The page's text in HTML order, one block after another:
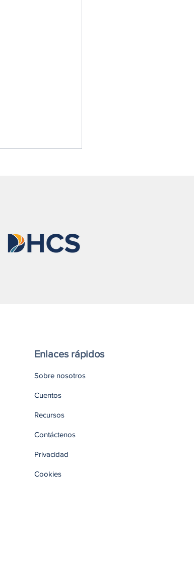
por qué todos
Enlaces rápidos
Sobre nosotros
Cuentos
Recursos
Contáctenos
Privacidad
Cookies